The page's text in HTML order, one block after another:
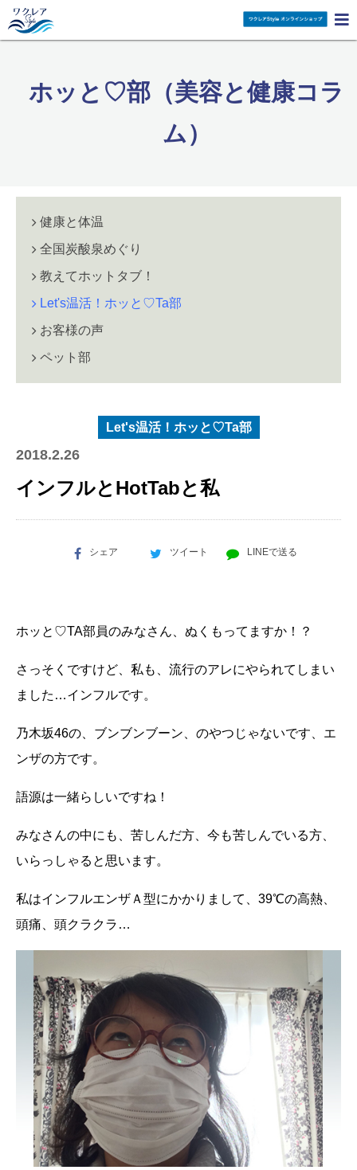

ホッと♡部（美容と健康コラ
ム）
健康と体温
全国炭酸泉めぐり
教えてホットタブ！
Let's温活！ホッと♡Ta部
お客様の声
ペット部
Let's温活！ホッと♡Ta部
2018.2.26
インフルとHotTabと私
シェア ツイート LINEで送る
ホッと♡TA部員のみなさん、ぬくもってますか！？
さっそくですけど、私も、流行のアレにやられてしまい
ました…インフルです。
乃木坂46の、ブンブンブーン、のやつじゃないです、エ
ンザの方です。
語源は一緒らしいですね！
みなさんの中にも、苦しんだ方、今も苦しんでいる方、
いらっしゃると思います。
私はインフルエンザＡ型にかかりまして、 39℃の高熱、
頭痛、頭クラクラ…